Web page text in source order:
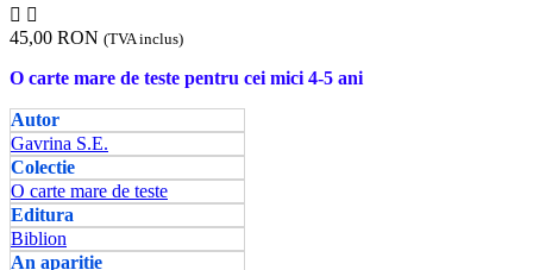
 
45,00 RON (TVA inclus)
O carte mare de teste pentru cei mici 4-5 ani
Autor
Gavrina S.E.
Colectie
O carte mare de teste
Editura
Biblion
An aparitie